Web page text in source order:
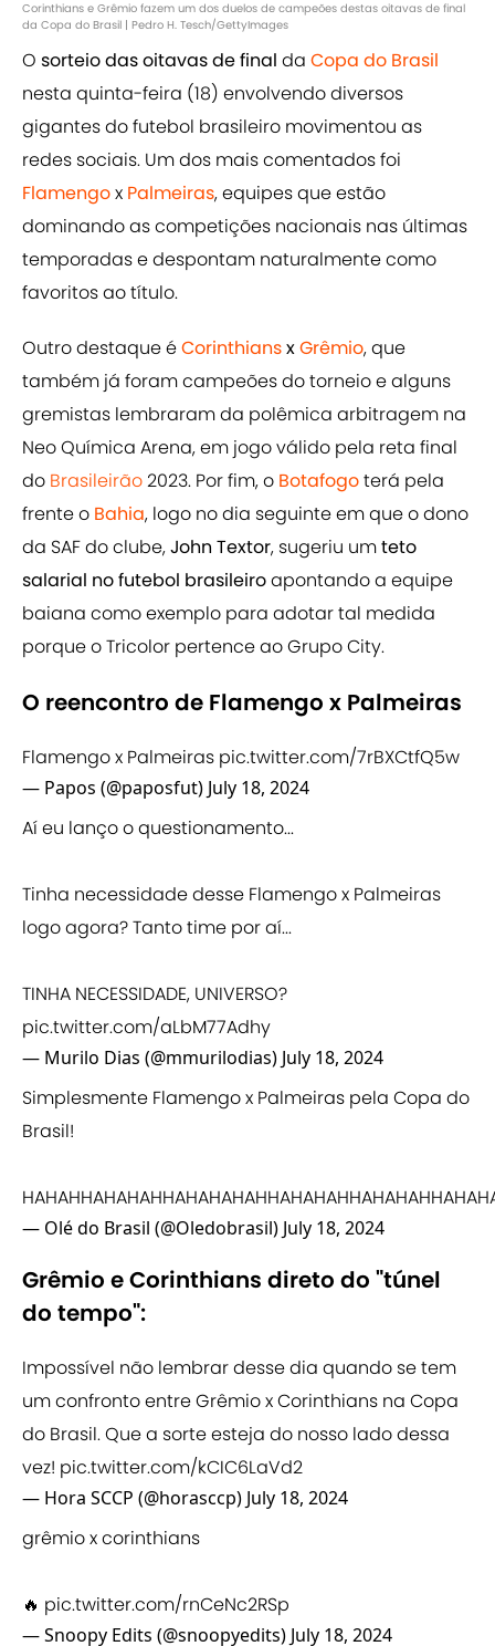
Corinthians e Grêmio fazem um dos duelos de campeões destas oitavas de final
da Copa do Brasil | Pedro H. Tesch/GettyImages
O sorteio das oitavas de final da Copa do Brasil
nesta quinta-feira (18) envolvendo diversos
gigantes do futebol brasileiro movimentou as
redes sociais. Um dos mais comentados foi
Flamengox Palmeiras, equipes que estão
dominando as competições nacionais nas últimas
temporadas e despontam naturalmente como
favoritos ao título.
Outro destaque éCorinthiansxGrêmio, que
também já foram campeões do torneio e alguns
gremistas lembraram da polêmica arbitragem na
Neo Química Arena, em jogo válido pela reta final
do Brasileirão2023. Por fim, o Botafogoterá pela
frente o Bahia, logo no dia seguinte em que o dono
da SAF do clube,John Textor, sugeriu umteto
salarial no futebol brasileiroapontando a equipe
baiana como exemplo para adotar tal medida
porque o Tricolor pertence ao Grupo City.
O reencontro de Flamengo x Palmeiras
Flamengo x Palmeiras pic.twitter.com/7rBXCtfQ5w
— Papos (@paposfut) July 18, 2024
Aí eu lanço o questionamento...
Tinha necessidade desse Flamengo x Palmeiras
logo agora? Tanto time por aí...
TINHA NECESSIDADE, UNIVERSO?
pic.twitter.com/aLbM77Adhy
— Murilo Dias (@mmurilodias) July 18, 2024
Simplesmente Flamengo x Palmeiras pela Copa do
Brasil!
— Olé do Brasil (@Oledobrasil) July 18, 2024
Grêmio e Corinthians direto do "túnel
do tempo":
Impossível não lembrar desse dia quando se tem
um confronto entre Grêmio x Corinthians na Copa
do Brasil. Que a sorte esteja do nosso lado dessa
vez! pic.twitter.com/kCIC6LaVd2
— Hora SCCP (@horasccp) July 18, 2024
grêmio x corinthians
🔥 pic.twitter.com/rnCeNc2RSp
— Snoopy Edits (@snoopyedits) July 18, 2024